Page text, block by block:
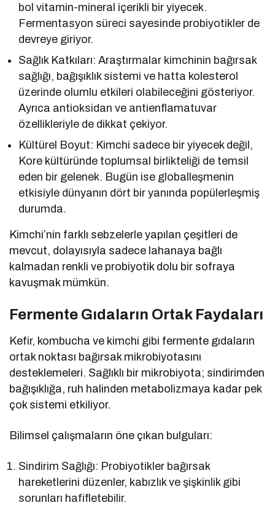
bol vitamin-mineral içerikli bir yiyecek.
Fermentasyon süreci sayesinde probiyotikler de
devreye giriyor.
Sağlık Katkıları: Araştırmalar kimchinin bağırsak
sağlığı, bağışıklık sistemi ve hatta kolesterol
üzerinde olumlu etkileri olabileceğini gösteriyor.
Ayrıca antioksidan ve antienflamatuvar
özellikleriyle de dikkat çekiyor.
Kültürel Boyut: Kimchi sadece bir yiyecek değil,
Kore kültüründe toplumsal birlikteliği de temsil
eden bir gelenek. Bugün ise globalleşmenin
etkisiyle dünyanın dört bir yanında popülerleşmiş
durumda.
Kimchi’nin farklı sebzelerle yapılan çeşitleri de
mevcut, dolayısıyla sadece lahanaya bağlı
kalmadan renkli ve probiyotik dolu bir sofraya
kavuşmak mümkün.
Fermente Gıdaların Ortak Faydaları
Kefir, kombucha ve kimchi gibi fermente gıdaların
ortak noktası bağırsak mikrobiyotasını
desteklemeleri. Sağlıklı bir mikrobiyota; sindirimden
bağışıklığa, ruh halinden metabolizmaya kadar pek
çok sistemi etkiliyor.
Bilimsel çalışmaların öne çıkan bulguları:
Sindirim Sağlığı: Probiyotikler bağırsak
hareketlerini düzenler, kabızlık ve şişkinlik gibi
sorunları hafifletebilir.